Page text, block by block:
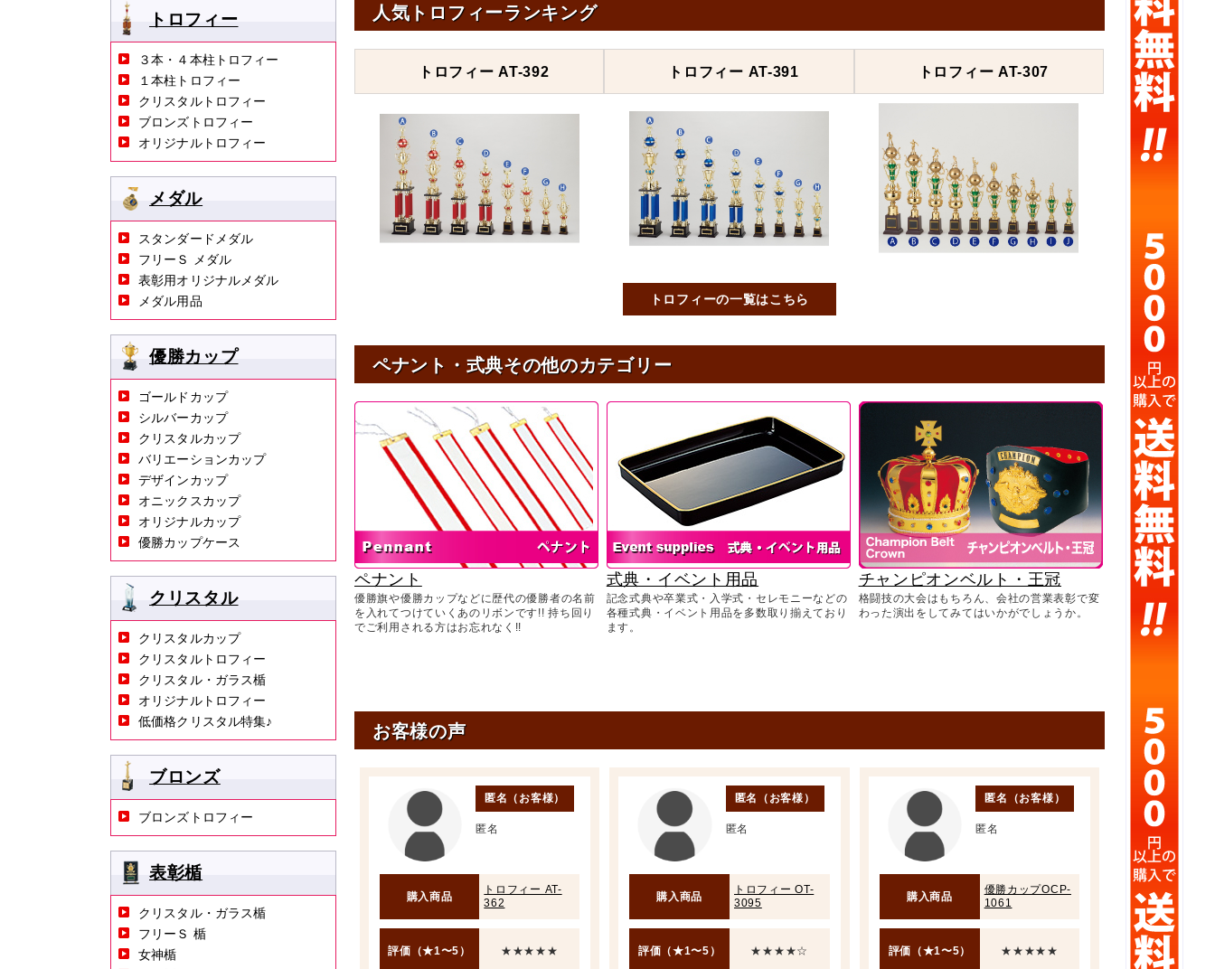
人気トロフィーランキング
トロフィー AT-392 トロフィー AT-391 トロフィー AT-307
トロフィーの一覧はこちら
ペナント・式典その他のカテゴリー
ペナント
優勝旗や優勝カップなどに歴代の優勝者の名前
を入れてつけていくあのリボンです!! 持ち回り
でご利用される方はお忘れなく!!
式典・イベント用品
記念式典や卒業式・入学式・セレモニーなどの
各種式典・イベント用品を多数取り揃えており
ます。
チャンピオンベルト・王冠
格闘技の大会はもちろん、会社の営業表彰で変
わった演出をしてみてはいかがでしょうか。
お客様の声
匿名（お客様）
匿名
購入商品
トロフィー AT-
362
評価（★1〜5） ★★★★★
匿名（お客様）
匿名
購入商品
トロフィー OT-
3095
評価（★1〜5） ★★★★☆
匿名（お客様）
匿名
購入商品
優勝カップOCP-
1061
評価（★1〜5） ★★★★★
トロフィー
３本・４本柱トロフィー
１本柱トロフィー
クリスタルトロフィー
ブロンズトロフィー
オリジナルトロフィー
メダル
スタンダードメダル
フリーＳ メダル
表彰用オリジナルメダル
メダル用品
優勝カップ
ゴールドカップ
シルバーカップ
クリスタルカップ
バリエーションカップ
デザインカップ
オニックスカップ
オリジナルカップ
優勝カップケース
クリスタル
クリスタルカップ
クリスタルトロフィー
クリスタル・ガラス楯
オリジナルトロフィー
低価格クリスタル特集♪
ブロンズ
ブロンズトロフィー
表彰楯
クリスタル・ガラス楯
フリーＳ 楯
女神楯